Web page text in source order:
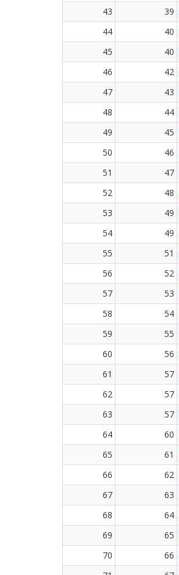
43
39
44
40
45
40
46
42
47
43
48
44
49
45
50
46
51
47
52
48
53
49
54
49
55
51
56
52
57
53
58
54
59
55
60
56
61
57
62
57
63
57
64
60
65
61
66
62
67
63
68
64
69
65
70
66